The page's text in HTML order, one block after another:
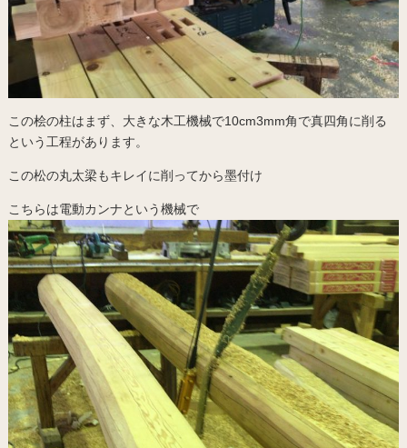
この桧の柱はまず、大きな木工機械で10cm3mm角で真四角に削る
という工程があります。
この松の丸太梁もキレイに削ってから墨付け
こちらは電動カンナという機械で